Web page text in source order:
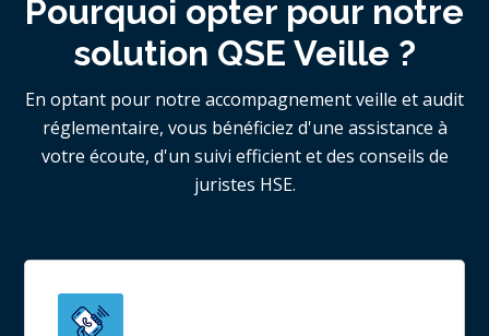
Pourquoi opter pour notre
solution QSE Veille ?
En optant pour notre accompagnement veille et audit
réglementaire, vous bénéficiez d'une assistance à
votre écoute, d'un suivi efficient et des conseils de
juristes HSE.